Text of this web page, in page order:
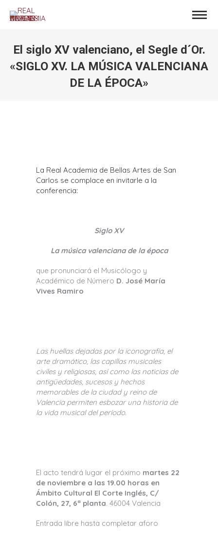
El siglo XV valenciano, el Segle d´Or.
«SIGLO XV. LA MÚSICA VALENCIANA
DE LA ÉPOCA»
La Real Academia de Bellas Artes de San
Carlos se complace en invitarle a la
conferencia:
Siglo XV
La música valenciana de la época
que pronunciará el Musicólogo y
Académico de Número D. José María
Vives Ramiro
Las huellas dejadas por la iconografía, el
arte dramático, las capillas musicales
civiles y religiosas, así como las noticias de
antigüedades, sucesos y hechos
memorables de la ciudad y reino de
Valencia permiten esbozar una historia de
la vida musical del período.
El acto tendrá lugar el próximo martes 22
de noviembre a las 19.00 horas en
Ámbito Cultural El Corte Inglés, C/
Colón, 27, 6ª planta. 46004 Valencia
Entrada libre hasta completar aforo